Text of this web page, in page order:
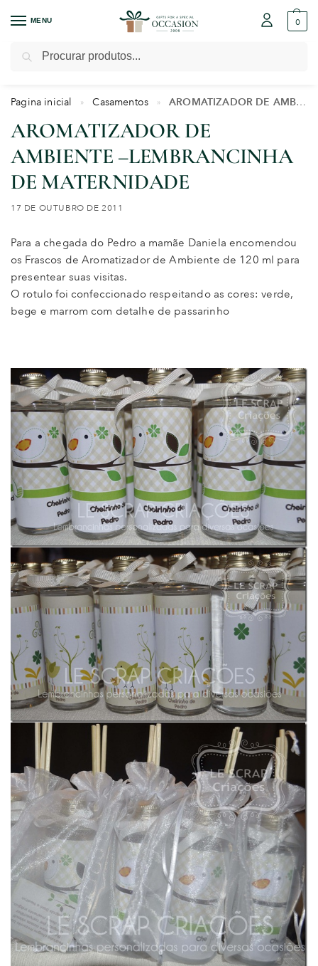
MENU 0
Pagina inicial » Casamentos » AROMATIZADOR DE AMBIENTE –LEMBRANCINHA DE MATERNIDADE
AROMATIZADOR DE
AMBIENTE –LEMBRANCINHA
DE MATERNIDADE
17 DE OUTUBRO DE 2011
Para a chegada do Pedro a mamãe Daniela encomendou
os Frascos de Aromatizador de Ambiente de 120 ml para
presentear suas visitas.
O rotulo foi confeccionado respeitando as cores: verde,
bege e marrom com detalhe de passarinho